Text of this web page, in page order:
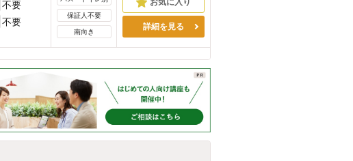
不要
不要
保証人不要
南向き
詳細を見る